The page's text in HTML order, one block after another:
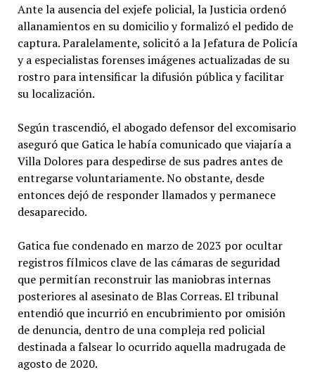
Ante la ausencia del exjefe policial, la Justicia ordenó
allanamientos en su domicilio y formalizó el pedido de
captura. Paralelamente, solicitó a la Jefatura de Policía
y a especialistas forenses imágenes actualizadas de su
rostro para intensificar la difusión pública y facilitar
su localización.
Según trascendió, el abogado defensor del excomisario
aseguró que Gatica le había comunicado que viajaría a
Villa Dolores para despedirse de sus padres antes de
entregarse voluntariamente. No obstante, desde
entonces dejó de responder llamados y permanece
desaparecido.
Gatica fue condenado en marzo de 2023 por ocultar
registros fílmicos clave de las cámaras de seguridad
que permitían reconstruir las maniobras internas
posteriores al asesinato de Blas Correas. El tribunal
entendió que incurrió en encubrimiento por omisión
de denuncia, dentro de una compleja red policial
destinada a falsear lo ocurrido aquella madrugada de
agosto de 2020.